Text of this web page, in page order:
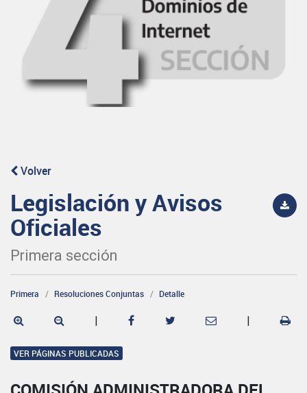
Volver
Legislación y Avisos
Oficiales
Primera sección
Primera Resoluciones Conjuntas Detalle
| |
VER PÁGINAS PUBLICADAS